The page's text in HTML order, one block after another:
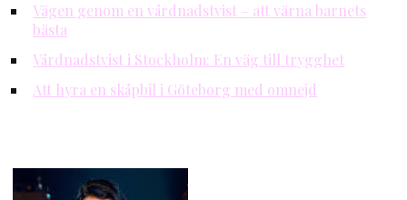
Vägen genom en vårdnadstvist – att värna barnets
bästa
Vårdnadstvist i Stockholm: En väg till trygghet
Att hyra en skåpbil i Göteborg med omnejd